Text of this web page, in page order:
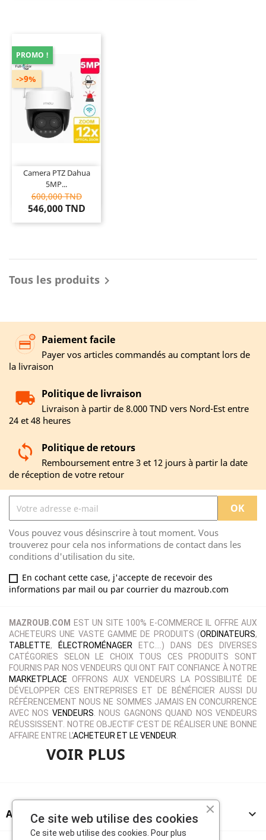
Camera PTZ Dahua
5MP...
600,000 TND
546,000 TND
PROMO !
->9%
Tous les produits 
Paiement facile
Payer vos articles commandés au comptant lors de
la livraison
Politique de livraison
Livraison à partir de 8.000 TND vers Nord-Est entre
24 et 48 heures
Politique de retours
Remboursement entre 3 et 12 jours à partir la date
de réception de votre retour
Vous pouvez vous désinscrire à tout moment. Vous
trouverez pour cela nos informations de contact dans les
conditions d'utilisation du site.
En cochant cette case, j'accepte de recevoir des
informations par mail ou par courrier du mazroub.com
MAZROUB.COM
EST UN SITE 100% E-COMMERCE IL OFFRE AUX
ACHETEURS UNE VASTE GAMME DE PRODUITS (ORDINATEURS,
TABLETTE, ÉLECTROMÉNAGER ETC.…) DANS DES DIVERSES
CATÉGORIES SELON LE CHOIX TOUS CES PRODUITS SONT
FOURNIS PAR NOS VENDEURS QUI ONT FAIT CONFIANCE À NOTRE
MARKETPLACE OFFRONS AUX VENDEURS LA POSSIBILITÉ DE
DÉVELOPPER CES ENTREPRISES ET DE BÉNÉFICIER AUSSI DU
RÉFÉRENCEMENT NOUS NE SOMMES JAMAIS EN CONCURRENCE
AVEC NOS VENDEURS. NOUS GAGNONS QUAND NOS VENDEURS
RÉUSSISSENT. NOTRE OBJECTIF C'EST DE RÉALISER UNE BONNE
AFFAIRE ENTRE L'ACHETEUR ET LE VENDEUR.
VOIR PLUS
A PROPOS 
Ce site web utilise des cookies
Ce site web utilise des cookies. Pour plus